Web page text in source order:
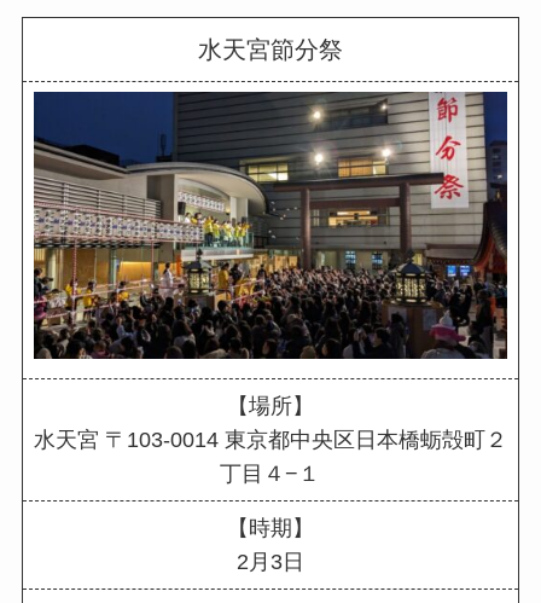
水天宮節分祭
【場所】
水天宮 〒103-0014 東京都中央区日本橋蛎殻町２
丁目４−１
【時期】
2月3日